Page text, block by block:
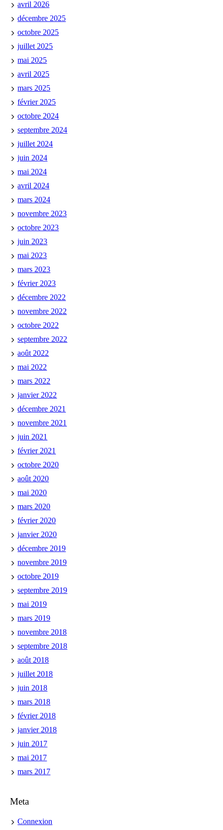
avril 2026
décembre 2025
octobre 2025
juillet 2025
mai 2025
avril 2025
mars 2025
février 2025
octobre 2024
septembre 2024
juillet 2024
juin 2024
mai 2024
avril 2024
mars 2024
novembre 2023
octobre 2023
juin 2023
mai 2023
mars 2023
février 2023
décembre 2022
novembre 2022
octobre 2022
septembre 2022
août 2022
mai 2022
mars 2022
janvier 2022
décembre 2021
novembre 2021
juin 2021
février 2021
octobre 2020
août 2020
mai 2020
mars 2020
février 2020
janvier 2020
décembre 2019
novembre 2019
octobre 2019
septembre 2019
mai 2019
mars 2019
novembre 2018
septembre 2018
août 2018
juillet 2018
juin 2018
mars 2018
février 2018
janvier 2018
juin 2017
mai 2017
mars 2017
Meta
Connexion